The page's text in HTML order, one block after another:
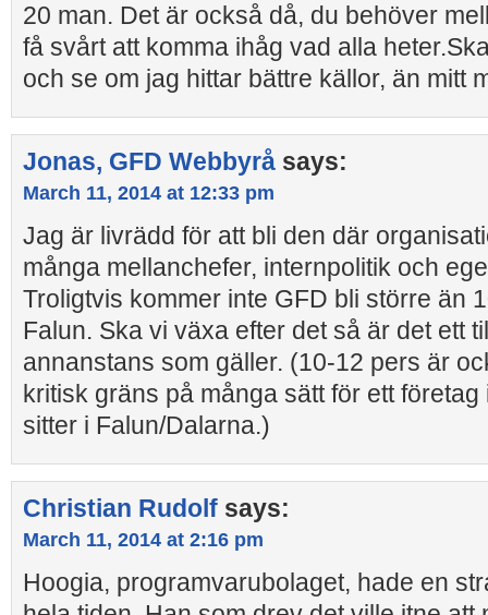
20 man. Det är också då, du behöver
få svårt att komma ihåg vad alla
och se om jag hittar bättre källor, än mitt
Jonas, GFD Webbyrå says:
March 11, 2014 at 12:33 pm
Jag är livrädd för att bli den där
många mellanchefer, internpolitik och
Troligtvis kommer inte GFD bli större än
Falun. Ska vi växa efter det så är det ett
annanstans som gäller. (10-12 pers är
kritisk gräns på många sätt för ett
sitter i Falun/Dalarna.)
Christian Rudolf says:
March 11, 2014 at 2:16 pm
Hoogia, programvarubolaget, hade en